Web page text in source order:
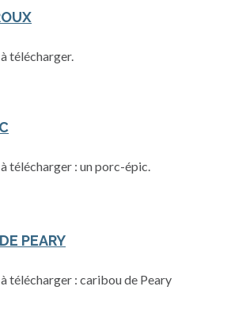
télécharger.
télécharger : un porc-épic.
PEARY
télécharger : caribou de Peary